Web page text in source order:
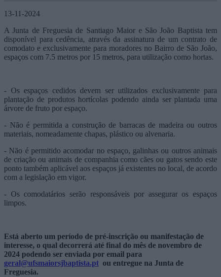
13-11-2024
A Junta de Freguesia de Santiago Maior e São João Baptista tem
disponível para cedência, através da assinatura de um contrato de
comodato e exclusivamente para moradores no Bairro de São João,
espaços com 7.5 metros por 15 metros, para utilização como hortas.
- Os espaços cedidos devem ser utilizados exclusivamente para
plantação de produtos hortícolas podendo ainda ser plantada uma
árvore de fruto por espaço.
- Não é permitida a construção de barracas de madeira ou outros
materiais, nomeadamente chapas, plástico ou alvenaria.
- Não é permitido acomodar no espaço, galinhas ou outros animais
de criação ou animais de companhia como cães ou gatos sendo este
ponto também aplicável aos espaços já existentes no local, de acordo
com a legislação em vigor.
- Os comodatários serão responsáveis por assegurar os espaços
limpos.
Está aberto um período de pré-inscrição ou manifestação de
interesse, o qual decorrerá até final do mês de novembro de
2024 podendo ser enviada por email para
geral@ufsmaiorsjbaptista.pt ou entregue na Junta de
Freguesia.